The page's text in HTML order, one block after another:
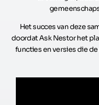
Het succes van deze
doordat Ask Nestor het
functies en versies die